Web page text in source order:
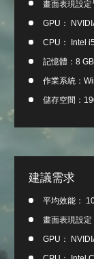
畫面表現設定
GPU：
CPU： Intel
記憶體：8 GB
作業系統：
儲存空間：
建議需求
平均效能：
畫面表現設
GPU：